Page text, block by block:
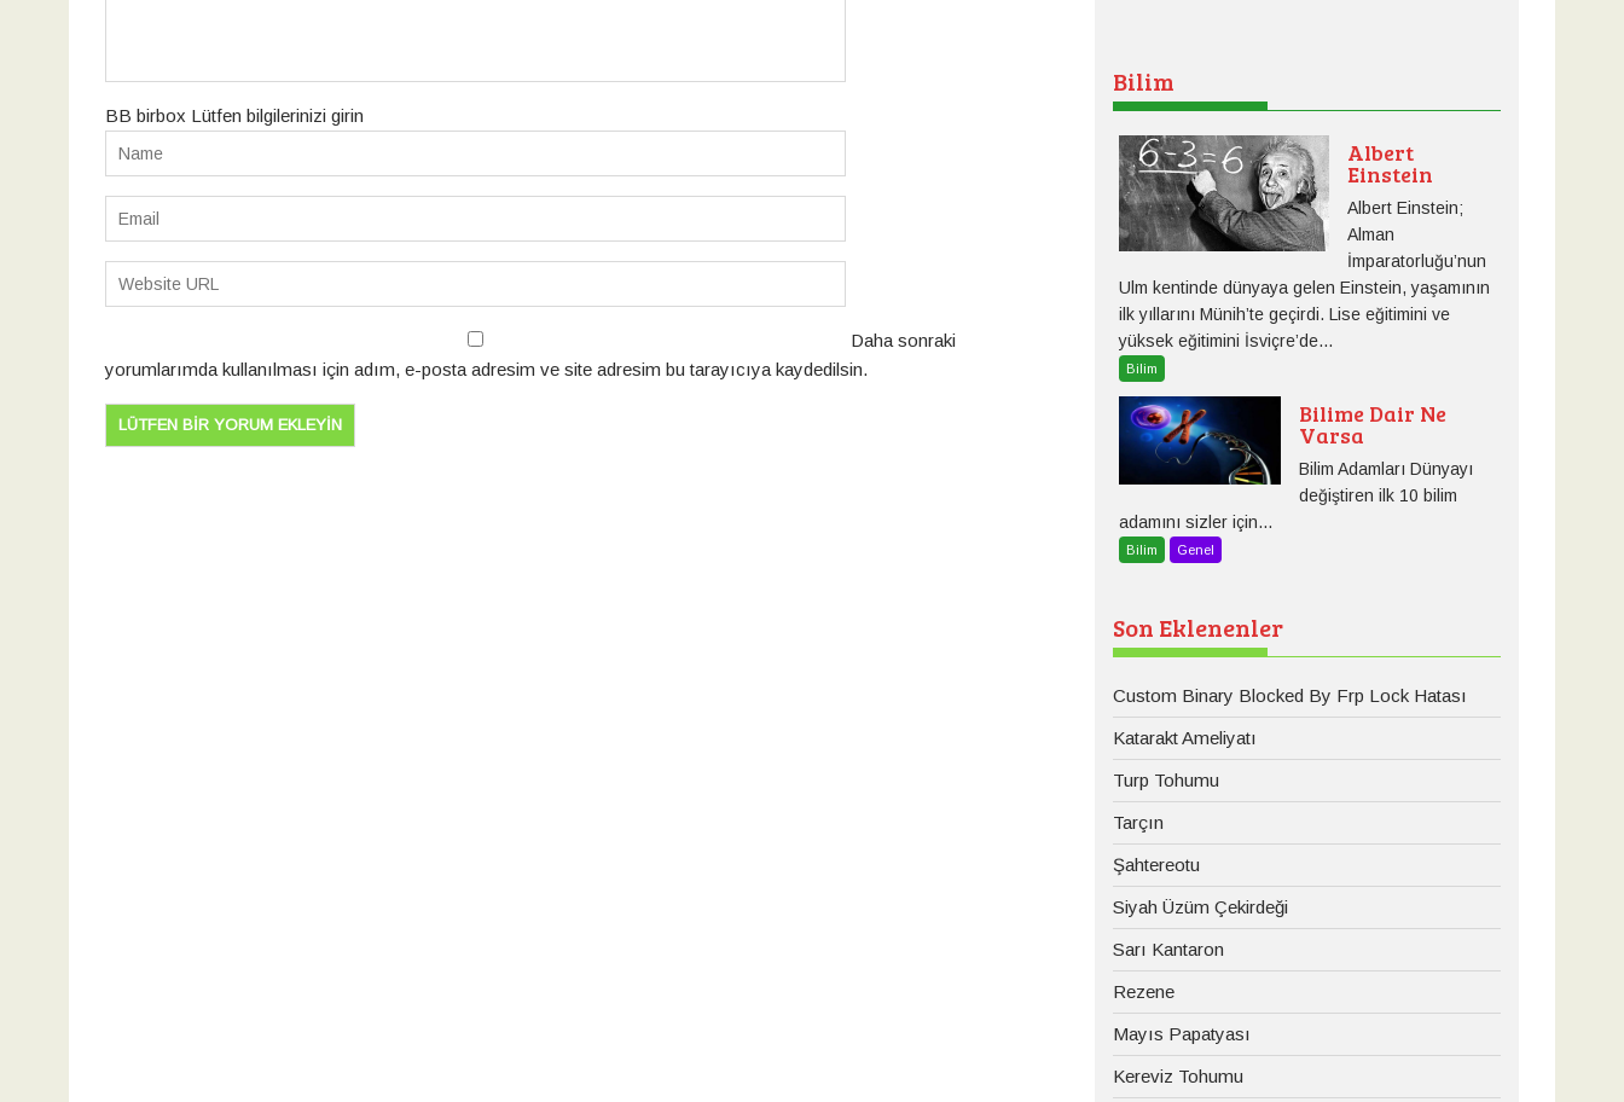
BB birbox Lütfen bilgilerinizi girin
Daha sonraki
yorumlarımda kullanılması için adım, e-posta adresim ve site adresim bu tarayıcıya kaydedilsin.
Bilim
Albert
Einstein
Albert Einstein;
Alman
İmparatorluğu’nun
Ulm kentinde dünyaya gelen Einstein, yaşamının
ilk yıllarını Münih’te geçirdi. Lise eğitimini ve
yüksek eğitimini İsviçre’de...
Bilim
Bilime Dair Ne
Varsa
Bilim Adamları Dünyayı
değiştiren ilk 10 bilim
adamını sizler için...
Bilim Genel
Son Eklenenler
Custom Binary Blocked By Frp Lock Hatası
Katarakt Ameliyatı
Turp Tohumu
Tarçın
Şahtereotu
Siyah Üzüm Çekirdeği
Sarı Kantaron
Rezene
Mayıs Papatyası
Kereviz Tohumu